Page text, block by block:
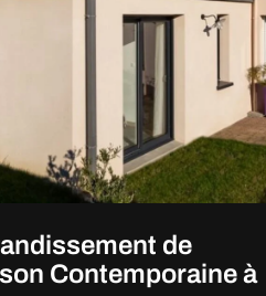
de
Contemporaine à